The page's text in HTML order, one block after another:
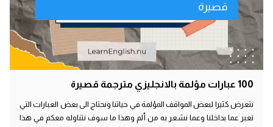
قصيرة
100 عبارات مؤلمة بالانجليزي مترجمة قصيرة
نتعرض كثيرا لبعض المواقف المؤلمة في حياتنا ونحتاج الى بعض العبارات التي
تعبر عما بداخلنا وعما نشعر به من ألم وهذا ما سوف نتناوله معكم في هذا